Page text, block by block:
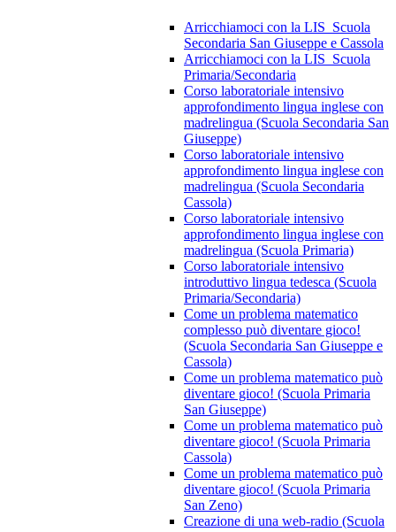
Arricchiamoci con la LIS_Scuola
Secondaria San Giuseppe e Cassola
Arricchiamoci con la LIS_Scuola
Primaria/Secondaria
Corso laboratoriale intensivo
approfondimento lingua inglese con
madrelingua (Scuola Secondaria San
Giuseppe)
Corso laboratoriale intensivo
approfondimento lingua inglese con
madrelingua (Scuola Secondaria
Cassola)
Corso laboratoriale intensivo
approfondimento lingua inglese con
madrelingua (Scuola Primaria)
Corso laboratoriale intensivo
introduttivo lingua tedesca (Scuola
Primaria/Secondaria)
Come un problema matematico
complesso può diventare gioco!
(Scuola Secondaria San Giuseppe e
Cassola)
Come un problema matematico può
diventare gioco! (Scuola Primaria
San Giuseppe)
Come un problema matematico può
diventare gioco! (Scuola Primaria
Cassola)
Come un problema matematico può
diventare gioco! (Scuola Primaria
San Zeno)
Creazione di una web-radio (Scuola